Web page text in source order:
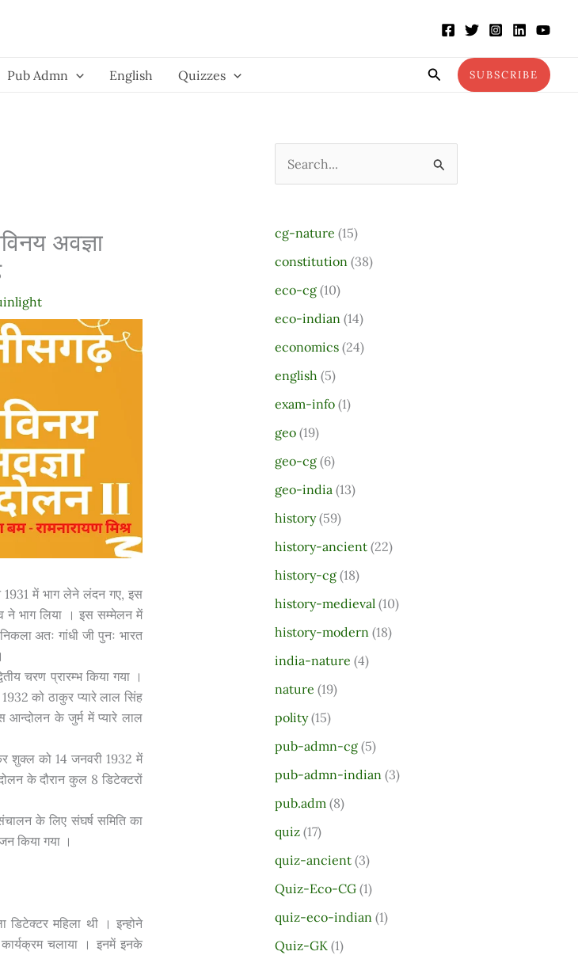
Pub Admn English Quizzes SearchSUBSCRIBE
अवज्ञा
1931 में भाग लेने लंदन गए, इस
ने भाग लिया । इस सम्मेलन में
अतः गांधी जी पुनः भारत
चरण प्रारम्भ किया गया ।
को ठाकुर प्यारे लाल सिंह
आन्दोलन के जुर्म में प्यारे लाल
शुक्ल को 14 जनवरी 1932 में
के दौरान कुल 8 डिटेक्टरों
के लिए संघर्ष समिति का
किया गया ।
डिटेक्टर महिला थी । इन्होने
चलाया । इनमें इनके
c
h
f
o
r
cg-nature (15)
constitution (38)
eco-cg(10)
eco-indian (14)
economics(24)
english (5)
exam-info(1)
geo(19)
geo-cg(6)
geo-india (13)
history(59)
history-ancient(22)
history-cg(18)
history-medieval (10)
history-modern (18)
india-nature (4)
nature (19)
polity(15)
pub-admn-cg(5)
pub-admn-indian (3)
pub.adm (8)
quiz(17)
quiz-ancient(3)
Quiz-Eco-CG(1)
quiz-eco-indian (1)
Quiz-GK (1)